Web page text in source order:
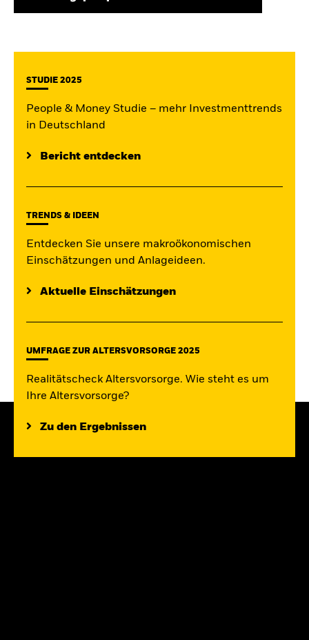
STUDIE 2025
People & Money Studie – mehr Investmenttrends
in Deutschland
Bericht entdecken
TRENDS & IDEEN
Entdecken Sie unsere makroökonomischen
Einschätzungen und Anlageideen.
Aktuelle Einschätzungen
UMFRAGE ZUR ALTERSVORSORGE 2025
Realitätscheck Altersvorsorge. Wie steht es um
Ihre Altersvorsorge?
Zu den Ergebnissen